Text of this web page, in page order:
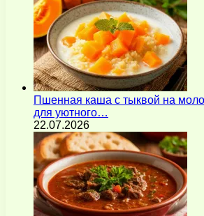
Пшенная каша с тыквой на
для уютного…
22.07.2026